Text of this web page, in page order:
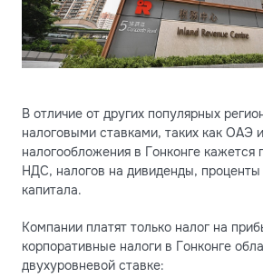
В отличие от других популярных
налоговыми ставками, таких как ОАЭ
налогообложения в Гонконге кажется
НДС, налогов на дивиденды, проценты
капитала.
Компании платят только налог на
корпоративные налоги в Гонконге
двухуровневой ставке: